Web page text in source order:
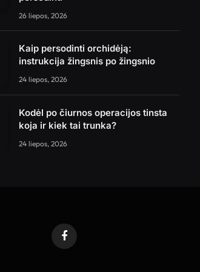
26 liepos, 2026
Kaip persodinti orchidėją:
instrukcija žingsnis po žingsnio
24 liepos, 2026
Kodėl po čiurnos operacijos tinsta
koja ir kiek tai trunka?
24 liepos, 2026
Facebook